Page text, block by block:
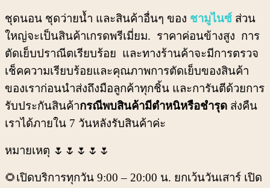
ชุดนอน ชุดว่ายน้ำ และสินค้าอื่นๆ ของ ชามูไนซ์ ส่วน
ใหญ่จะเป็นสินค้าเกรดพรีเมี่ยม. ราคาค่อนข้างสูง การ
ตัดเย็บปราณีตเรียบร้อย และทางร้านค้าจะมีการตรวจ
เช็คความเรียบร้อยและคุณภาพการตัดเย็บของสินค้า
ของเราก่อนนำส่งถึงมือลูกค้าทุกชิ้น และการันตีด้วยการ
รับประกันสินค้ากรณีพบสินค้ามีตำหนิหรือชำรุด ส่งคืน
เราได้ภายใน 7 วันหลังรับสินค้าค่ะ
หมายเหตุ 🌷🌷🌷🌷🌷
🌻เปิดบริการทุกวัน 9:00 – 20:00 น. ยกเว้นวันเสาร์ เปิด